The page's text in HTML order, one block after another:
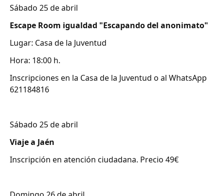
Sábado 25 de abril
Escape Room igualdad "Escapando del anonimato"
Lugar: Casa de la Juventud
Hora: 18:00 h.
Inscripciones en la Casa de la Juventud o al WhatsApp
621184816
Sábado 25 de abril
Viaje a Jaén
Inscripción en atención ciudadana. Precio 49€